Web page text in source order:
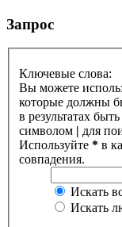
Запрос
Ключевые слова:
Вы можете
которые должны
в результатах
символом | для
Используйте * в
совпадения.
Искать
Искать